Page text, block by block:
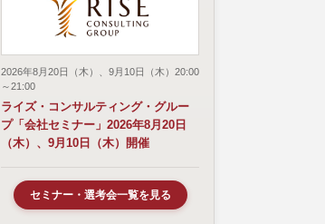
2026年8月20日（木）、9月10日（木）20:00
～21:00
ライズ・コンサルティング・グルー
プ「会社セミナー」2026年8月20日
（木）、9月10日（木）開催
セミナー・選考会一覧を見る